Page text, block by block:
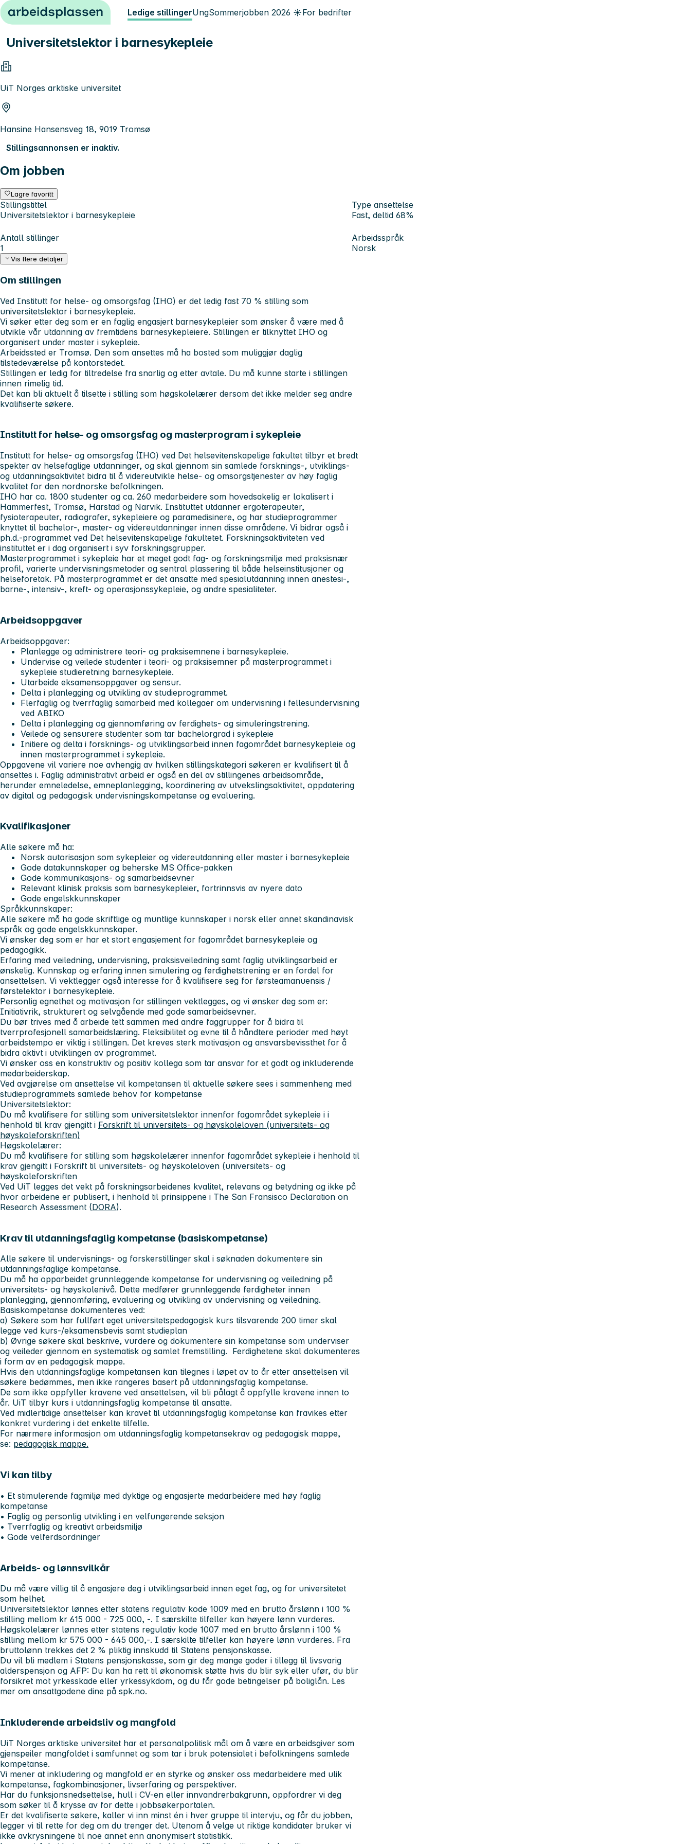
Hopp til innhold Ledige stillingerUngSommerjobben 2026 ☀️For bedrifter
Universitetslektor i barnesykepleie
UiT Norges arktiske universitet
Hansine Hansensveg 18, 9019 Tromsø
Stillingsannonsen er inaktiv.
Om jobben
Lagre favoritt
Stillingstittel
Universitetslektor i barnesykepleie
Type ansettelse
Fast, deltid 68%
Antall stillinger
1
Arbeidsspråk
Norsk
Vis flere detaljer
Om stillingen
Ved Institutt for helse- og omsorgsfag (IHO) er det ledig fast 70 % stilling som
universitetslektor i barnesykepleie.
Vi søker etter deg som er en faglig engasjert barnesykepleier som ønsker å være med å
utvikle vår utdanning av fremtidens barnesykepleiere. Stillingen er tilknyttet IHO og
organisert under master i sykepleie.
Arbeidssted er Tromsø. Den som ansettes må ha bosted som muliggjør daglig
tilstedeværelse på kontorstedet.
Stillingen er ledig for tiltredelse fra snarlig og etter avtale. Du må kunne starte i stillingen
innen rimelig tid.
Det kan bli aktuelt å tilsette i stilling som høgskolelærer dersom det ikke melder seg andre
kvalifiserte søkere.
Institutt for helse- og omsorgsfag og masterprogram i sykepleie
Institutt for helse- og omsorgsfag (IHO) ved Det helsevitenskapelige fakultet tilbyr et bredt
spekter av helsefaglige utdanninger, og skal gjennom sin samlede forsknings-, utviklings-
og utdanningsaktivitet bidra til å videreutvikle helse- og omsorgstjenester av høy faglig
kvalitet for den nordnorske befolkningen.
IHO har ca. 1800 studenter og ca. 260 medarbeidere som hovedsakelig er lokalisert i
Hammerfest, Tromsø, Harstad og Narvik. Instituttet utdanner ergoterapeuter,
fysioterapeuter, radiografer, sykepleiere og paramedisinere, og har studieprogrammer
knyttet til bachelor-, master- og videreutdanninger innen disse områdene. Vi bidrar også i
ph.d.-programmet ved Det helsevitenskapelige fakultetet. Forskningsaktiviteten ved
instituttet er i dag organisert i syv forskningsgrupper.
Masterprogrammet i sykepleie har et meget godt fag- og forskningsmiljø med praksisnær
profil, varierte undervisningsmetoder og sentral plassering til både helseinstitusjoner og
helseforetak. På masterprogrammet er det ansatte med spesialutdanning innen anestesi-,
barne-, intensiv-, kreft- og operasjonssykepleie, og andre spesialiteter.
Arbeidsoppgaver
Arbeidsoppgaver:
Planlegge og administrere teori- og praksisemnene i barnesykepleie.
Undervise og veilede studenter i teori- og praksisemner på masterprogrammet i
sykepleie studieretning barnesykepleie.
Utarbeide eksamensoppgaver og sensur.
Delta i planlegging og utvikling av studieprogrammet.
Flerfaglig og tverrfaglig samarbeid med kollegaer om undervisning i fellesundervisning
ved ABIKO
Delta i planlegging og gjennomføring av ferdighets- og simuleringstrening.
Veilede og sensurere studenter som tar bachelorgrad i sykepleie
Initiere og delta i forsknings- og utviklingsarbeid innen fagområdet barnesykepleie og
innen masterprogrammet i sykepleie.
Oppgavene vil variere noe avhengig av hvilken stillingskategori søkeren er kvalifisert til å
ansettes i. Faglig administrativt arbeid er også en del av stillingenes arbeidsområde,
herunder emneledelse, emneplanlegging, koordinering av utvekslingsaktivitet, oppdatering
av digital og pedagogisk undervisningskompetanse og evaluering.
Kvalifikasjoner
Alle søkere må ha:
Norsk autorisasjon som sykepleier og videreutdanning eller master i barnesykepleie
Gode datakunnskaper og beherske MS Office-pakken
Gode kommunikasjons- og samarbeidsevner
Relevant klinisk praksis som barnesykepleier, fortrinnsvis av nyere dato
Gode engelskkunnskaper
Språkkunnskaper:
Alle søkere må ha gode skriftlige og muntlige kunnskaper i norsk eller annet skandinavisk
språk og gode engelskkunnskaper.
Vi ønsker deg som er har et stort engasjement for fagområdet barnesykepleie og
pedagogikk.
Erfaring med veiledning, undervisning, praksisveiledning samt faglig utviklingsarbeid er
ønskelig. Kunnskap og erfaring innen simulering og ferdighetstrening er en fordel for
ansettelsen. Vi vektlegger også interesse for å kvalifisere seg for førsteamanuensis /
førstelektor i barnesykepleie.
Personlig egnethet og motivasjon for stillingen vektlegges, og vi ønsker deg som er:
Initiativrik, strukturert og selvgående med gode samarbeidsevner.
Du bør trives med å arbeide tett sammen med andre faggrupper for å bidra til
tverrprofesjonell samarbeidslæring. Fleksibilitet og evne til å håndtere perioder med høyt
arbeidstempo er viktig i stillingen. Det kreves sterk motivasjon og ansvarsbevissthet for å
bidra aktivt i utviklingen av programmet.
Vi ønsker oss en konstruktiv og positiv kollega som tar ansvar for et godt og inkluderende
medarbeiderskap.
Ved avgjørelse om ansettelse vil kompetansen til aktuelle søkere sees i sammenheng med
studieprogrammets samlede behov for kompetanse
Universitetslektor:
Du må kvalifisere for stilling som universitetslektor innenfor fagområdet sykepleie i i
henhold til krav gjengitt i Forskrift til universitets- og høyskoleloven (universitets- og
høyskoleforskriften)
Høgskolelærer:
Du må kvalifisere for stilling som høgskolelærer innenfor fagområdet sykepleie i henhold til
krav gjengitt i Forskrift til universitets- og høyskoleloven (universitets- og
høyskoleforskriften
Ved UiT legges det vekt på forskningsarbeidenes kvalitet, relevans og betydning og ikke på
hvor arbeidene er publisert, i henhold til prinsippene i The San Fransisco Declaration on
Research Assessment (DORA).
Krav til utdanningsfaglig kompetanse (basiskompetanse)
Alle søkere til undervisnings- og forskerstillinger skal i søknaden dokumentere sin
utdanningsfaglige kompetanse.
Du må ha opparbeidet grunnleggende kompetanse for undervisning og veiledning på
universitets- og høyskolenivå. Dette medfører grunnleggende ferdigheter innen
planlegging, gjennomføring, evaluering og utvikling av undervisning og veiledning.
Basiskompetanse dokumenteres ved:
a) Søkere som har fullført eget universitetspedagogisk kurs tilsvarende 200 timer skal
legge ved kurs-/eksamensbevis samt studieplan
b) Øvrige søkere skal beskrive, vurdere og dokumentere sin kompetanse som underviser
og veileder gjennom en systematisk og samlet fremstilling. Ferdighetene skal dokumenteres
i form av en pedagogisk mappe.
Hvis den utdanningsfaglige kompetansen kan tilegnes i løpet av to år etter ansettelsen vil
søkere bedømmes, men ikke rangeres basert på utdanningsfaglig kompetanse.
De som ikke oppfyller kravene ved ansettelsen, vil bli pålagt å oppfylle kravene innen to
år. UiT tilbyr kurs i utdanningsfaglig kompetanse til ansatte.
Ved midlertidige ansettelser kan kravet til utdanningsfaglig kompetanse kan fravikes etter
konkret vurdering i det enkelte tilfelle.
For nærmere informasjon om utdanningsfaglig kompetansekrav og pedagogisk mappe,
se: pedagogisk mappe.
Vi kan tilby
• Et stimulerende fagmiljø med dyktige og engasjerte medarbeidere med høy faglig
kompetanse
• Faglig og personlig utvikling i en velfungerende seksjon
• Tverrfaglig og kreativt arbeidsmiljø
• Gode velferdsordninger
Arbeids- og lønnsvilkår
Du må være villig til å engasjere deg i utviklingsarbeid innen eget fag, og for universitetet
som helhet.
Universitetslektor lønnes etter statens regulativ kode 1009 med en brutto årslønn i 100 %
stilling mellom kr 615 000 - 725 000, -. I særskilte tilfeller kan høyere lønn vurderes.
Høgskolelærer lønnes etter statens regulativ kode 1007 med en brutto årslønn i 100 %
stilling mellom kr 575 000 - 645 000,-. I særskilte tilfeller kan høyere lønn vurderes. Fra
bruttolønn trekkes det 2 % pliktig innskudd til Statens pensjonskasse.
Du vil bli medlem i Statens pensjonskasse, som gir deg mange goder i tillegg til livsvarig
alderspensjon og AFP: Du kan ha rett til økonomisk støtte hvis du blir syk eller ufør, du blir
forsikret mot yrkesskade eller yrkessykdom, og du får gode betingelser på boliglån. Les
mer om ansattgodene dine på spk.no.
Inkluderende arbeidsliv og mangfold
UiT Norges arktiske universitet har et personalpolitisk mål om å være en arbeidsgiver som
gjenspeiler mangfoldet i samfunnet og som tar i bruk potensialet i befolkningens samlede
kompetanse.
Vi mener at inkludering og mangfold er en styrke og ønsker oss medarbeidere med ulik
kompetanse, fagkombinasjoner, livserfaring og perspektiver.
Har du funksjonsnedsettelse, hull i CV-en eller innvandrerbakgrunn, oppfordrer vi deg
som søker til å krysse av for dette i jobbsøkerportalen.
Er det kvalifiserte søkere, kaller vi inn minst én i hver gruppe til intervju, og får du jobben,
legger vi til rette for deg om du trenger det. Utenom å velge ut riktige kandidater bruker vi
ikke avkrysningene til noe annet enn anonymisert statistikk.